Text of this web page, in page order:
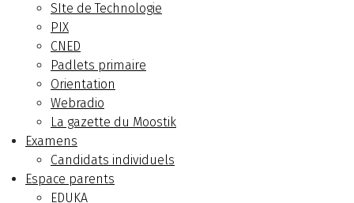
SIte de Technologie
PIX
CNED
Padlets primaire
Orientation
Webradio
La gazette du Moostik
Examens
Candidats individuels
Espace parents
EDUKA